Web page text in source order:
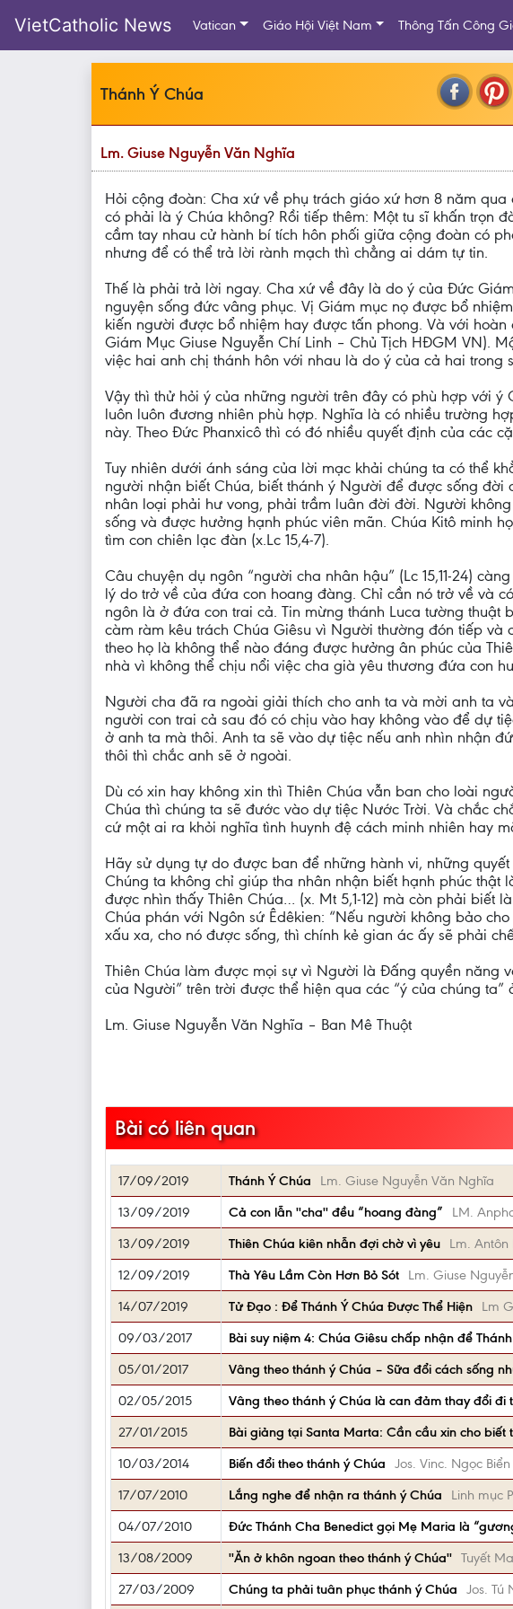
VietCatholic News Vatican Giáo Hội Việt Nam Thông Tấn Công
Thánh Ý Chúa
Lm. Giuse Nguyễn Văn Nghĩa
Hỏi cộng đoàn: Cha xứ về phụ trách giáo xứ hơn 8 năm
có phải là ý Chúa không? Rồi tiếp thêm: Một tu sĩ khấn trọn
cầm tay nhau cử hành bí tích hôn phối giữa cộng đoàn có
nhưng để có thể trả lời rành mạch thì chẳng ai dám tự tin.
Thế là phải trả lời ngay. Cha xứ về đây là do ý của Đức
nguyện sống đức vâng phục. Vị Giám mục nọ được bổ
kiến người được bổ nhiệm hay được tấn phong. Và với
Giám Mục Giuse Nguyễn Chí Linh – Chủ Tịch HĐGM VN).
việc hai anh chị thánh hôn với nhau là do ý của cả hai trong
Vậy thì thử hỏi ý của những người trên đây có phù hợp với ý
luôn luôn đương nhiên phù hợp. Nghĩa là có nhiều trường
này. Theo Đức Phanxicô thì có đó nhiều quyết định của các
Tuy nhiên dưới ánh sáng của lời mạc khải chúng ta có thể
người nhận biết Chúa, biết thánh ý Người để được sống đời
nhân loại phải hư vong, phải trầm luân đời đời. Người
sống và được hưởng hạnh phúc viên mãn. Chúa Kitô minh
tìm con chiên lạc đàn (x.Lc 15,4-7).
Câu chuyện dụ ngôn “người cha nhân hậu” (Lc 15,11-24)
lý do trở về của đứa con hoang đàng. Chỉ cần nó trở về và
ngôn là ở đứa con trai cả. Tin mừng thánh Luca tường thuật
càm ràm kêu trách Chúa Giêsu vì Người thường đón tiếp
theo họ là không thể nào đáng được hưởng ân phúc của
nhà vì không thể chịu nổi việc cha già yêu thương đứa con
Người cha đã ra ngoài giải thích cho anh ta và mời anh ta
người con trai cả sau đó có chịu vào hay không vào để dự
ở anh ta mà thôi. Anh ta sẽ vào dự tiệc nếu anh nhìn nhận
thôi thì chắc anh sẽ ở ngoài.
Dù có xin hay không xin thì Thiên Chúa vẫn ban cho loài
Chúa thì chúng ta sẽ đước vào dự tiệc Nước Trời. Và chắc
cứ một ai ra khỏi nghĩa tình huynh đệ cách minh nhiên hay
Hãy sử dụng tự do được ban để những hành vi, những
Chúng ta không chỉ giúp tha nhân nhận biết hạnh phúc
được nhìn thấy Thiên Chúa… (x. Mt 5,1-12) mà còn phải biết
Chúa phán với Ngôn sứ Êdêkien: “Nếu người không bảo
xấu xa, cho nó được sống, thì chính kẻ gian ác ấy sẽ phải
Thiên Chúa làm được mọi sự vì Người là Đấng quyền năng
của Người” trên trời được thể hiện qua các “ý của chúng ta”
Lm. Giuse Nguyễn Văn Nghĩa – Ban Mê Thuột
Bài có liên quan
17/09/2019 Thánh Ý Chúa
Lm. Giuse Nguyễn Văn Nghĩa
13/09/2019
Cả con lẫn ''cha'' đều “hoang đàng”
LM.
13/09/2019
Thiên Chúa kiên nhẫn đợi chờ vì yêu
Lm.
12/09/2019
Thà Yêu Lầm Còn Hơn Bỏ Sót
Lm. Giuse
14/07/2019
Tử Đạo : Để Thánh Ý Chúa Được Thể Hiện
Lm
09/03/2017
Bài suy niệm 4: Chúa Giêsu chấp nhận để
05/01/2017
Vâng theo thánh ý Chúa – Sữa đổi cách sống
02/05/2015
Vâng theo thánh ý Chúa là can đảm thay đổi
27/01/2015
Bài giảng tại Santa Marta: Cần cầu xin cho
10/03/2014
Biến đổi theo thánh ý Chúa
Jos. Vinc. Ngọc Biển
17/07/2010
Lắng nghe để nhận ra thánh ý Chúa
Linh mục
04/07/2010
Đức Thánh Cha Benedict gọi Mẹ Maria là
13/08/2009
''Ăn ở khôn ngoan theo thánh ý Chúa'' Tuyết
27/03/2009
Chúng ta phải tuân phục thánh ý Chúa Jos. Tú